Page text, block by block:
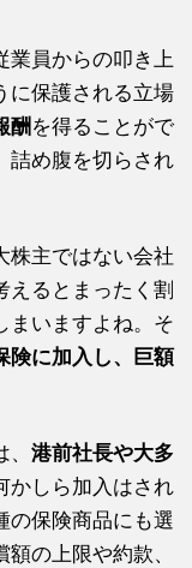
業員からの叩き上
に保護される立場
酬 を得ることがで
詰め腹を切らされ
株主ではない会社
えるとまったく割
まいますよね。そ
険に加入し、巨額
、港前社長や大多
かしら加入はされ
の保険商品にも選
の上限や約款、